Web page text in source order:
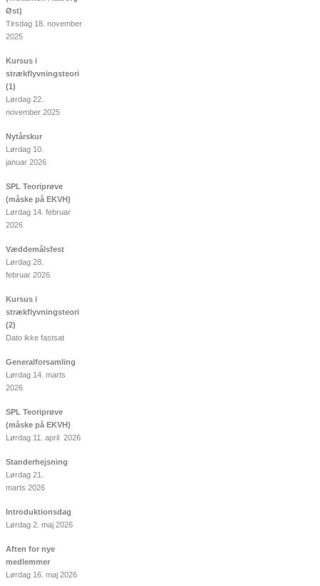
Øst)
Tirsdag 18. november
2025
Kursus i
strækflyvningsteori
(1)
Lørdag 22.
november 2025
Nytårskur
Lørdag 10.
januar 2026
SPL Teoriprøve
(måske på EKVH)
Lørdag 14. februar
2026
Væddemålsfest
Lørdag 28.
februar 2026
Kursus i
strækflyvningsteori
(2)
Dato ikke fastsat
Generalforsamling
Lørdag 14. marts
2026
SPL Teoriprøve
(måske på EKVH)
Lørdag 11. april 2026
Standerhejsning
Lørdag 21.
marts 2026
Introduktionsdag
Lørdag 2. maj 2026
Aften for nye
medlemmer
Lørdag 16. maj 2026